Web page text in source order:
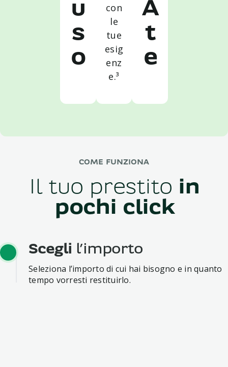
u
s
o
con
le
tue
esig
enz
e.³
A
t
e
COME FUNZIONA
Il tuo prestito in
pochi click
Scegli l’importo
Seleziona l’importo di cui hai bisogno e in quanto
tempo vorresti restituirlo.